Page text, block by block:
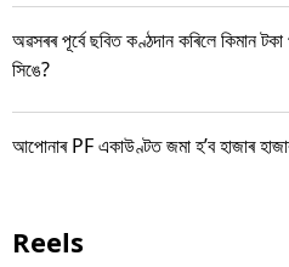
অৱসৰৰ পূৰ্বে ছবিত কণ্ঠদান কৰিলে কিমান
সিঙে?
আপোনাৰ PF একাউণ্টত জমা হ’ব হাজাৰ
Reels